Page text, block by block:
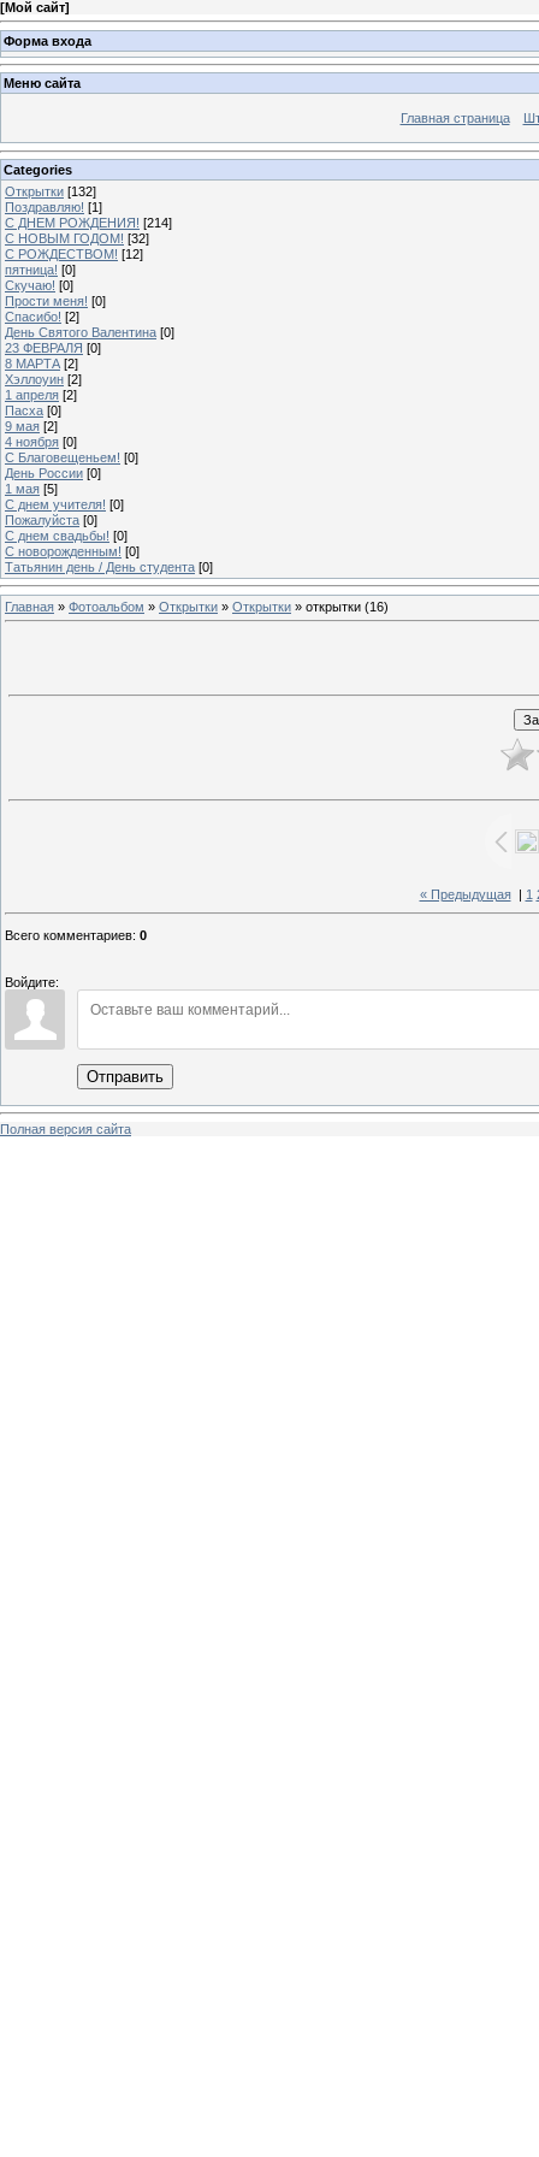
[Мой сайт]
Форма входа
Меню сайта
Главная страница
Categories
Открытки [132]
Поздравляю! [1]
С ДНЕМ РОЖДЕНИЯ! [214]
С НОВЫМ ГОДОМ! [32]
С РОЖДЕСТВОМ! [12]
пятница! [0]
Скучаю! [0]
Прости меня! [0]
Спасибо! [2]
День Святого Валентина [0]
23 ФЕВРАЛЯ [0]
8 МАРТА [2]
Хэллоуин [2]
1 апреля [2]
Пасха [0]
9 мая [2]
4 ноября [0]
C Благовещеньем! [0]
День России [0]
1 мая [5]
С днем учителя! [0]
Пожалуйста [0]
С днем свадьбы! [0]
C новорожденным! [0]
Татьянин день / День студента [0]
Главная » Фотоальбом » Открытки » Открытки » открытки (16)
« Предыдущая| 1
Всего комментариев: 0
Войдите:
Отправить
Полная версия сайта